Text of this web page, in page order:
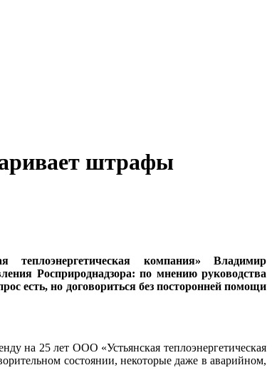
штрафы
теплоэнергетическая компания» Владимир
Росприроднадзора: по мнению руководства
есть, но договориться без посторонней помощи
на 25 лет ООО «Устьянская теплоэнергетическая
состоянии, некоторые даже в аварийном,